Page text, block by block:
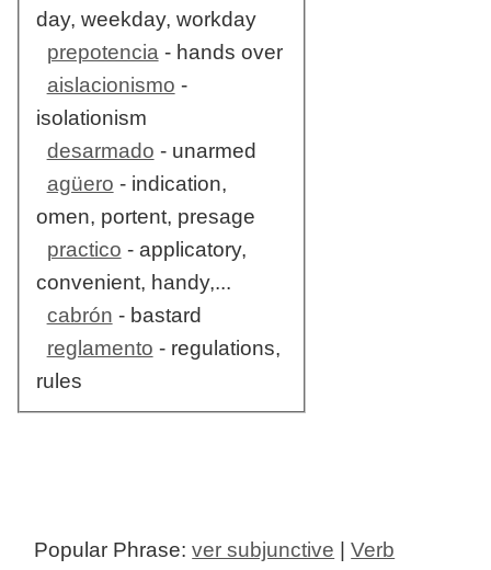
day, weekday, workday
prepotencia - hands over
aislacionismo -
isolationism
desarmado - unarmed
agüero - indication,
omen, portent, presage
practico - applicatory,
convenient, handy,...
cabrón - bastard
reglamento - regulations,
rules
Popular Phrase:ver subjunctive |Verb